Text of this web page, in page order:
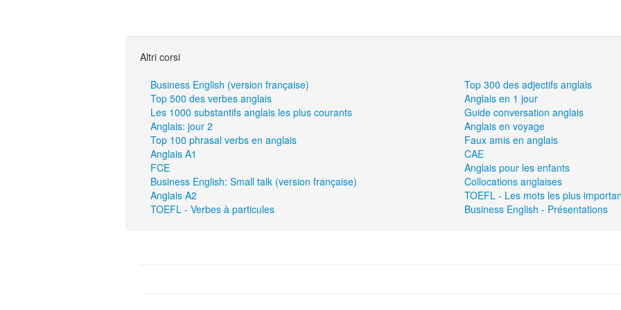
Altri corsi
Business English (version française)
Top 300 des adjectifs anglais
Top 500 des verbes anglais
Anglais en 1 jour
Les 1000 substantifs anglais les plus courants
Guide conversation anglais
Anglais: jour 2
Anglais en voyage
Top 100 phrasal verbs en anglais
Faux amis en anglais
Anglais A1
CAE
FCE
Anglais pour les enfants
Business English: Small talk (version française)
Collocations anglaises
Anglais A2
TOEFL - Les mots les plus
TOEFL - Verbes à particules
Business English - Présentations